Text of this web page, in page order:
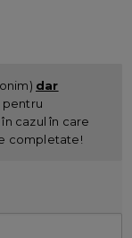
dar
pentru
cazul în care
completate!